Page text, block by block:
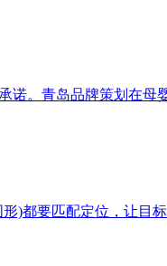
。青岛品牌策划在
要匹配定位，让目